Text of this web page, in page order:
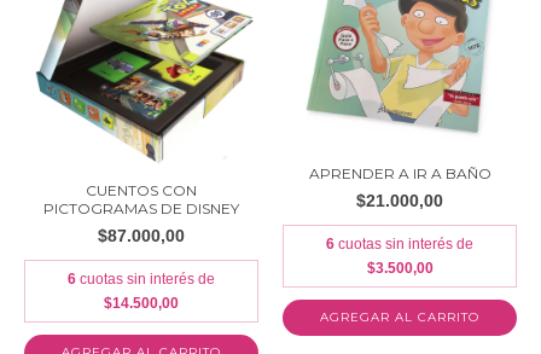
CUENTOS CON
PICTOGRAMAS DE DISNEY
$87.000,00
6 cuotas sin interés de
$14.500,00
APRENDER A IR A BAÑO
$21.000,00
6 cuotas sin interés de
$3.500,00
AGREGAR AL CARRITO